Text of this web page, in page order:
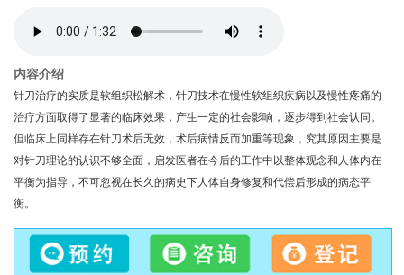
内容介绍
针刀治疗的实质是软组织松解术，针刀技术在慢性软组织疾病以及慢性疼痛的
治疗方面取得了显著的临床效果，产生一定的社会影响，逐步得到社会认同。
但临床上同样存在针刀术后无效，术后病情反而加重等现象，究其原因主要是
对针刀理论的认识不够全面，启发医者在今后的工作中以整体观念和人体内在
平衡为指导，不可忽视在长久的病史下人体自身修复和代偿后形成的病态平
衡。